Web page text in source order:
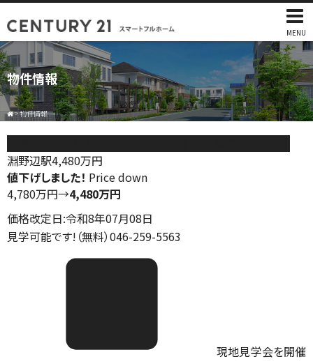
MENU
物件情報
>物件情報
淵野辺駅4,480万円
値下げしました！ Price down
4,780万円→4,480万円
価格改定日:令和8年07月08日
見学可能です!（無料）046-259-5563
現地見学会を開催